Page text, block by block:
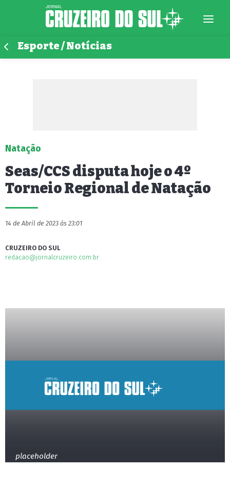
Esporte / Notícias
Natação
Seas/CCS disputa hoje o 4º
Torneio Regional de Natação
14 de Abril de 2023 às 23:01
CRUZEIRO DO SUL
redacao@jornalcruzeiro.com.br
placeholder